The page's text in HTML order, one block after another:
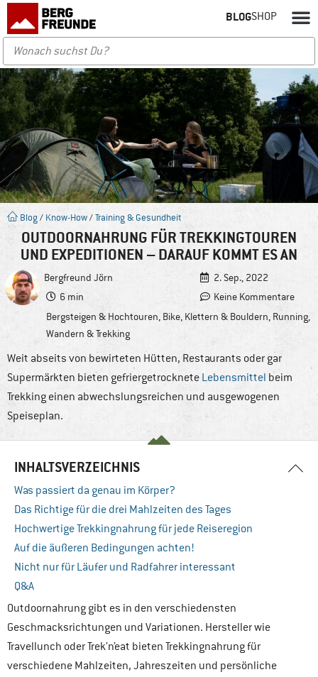
BLOGSHOP
Blog / Know-How/Training & Gesundheit
OUTDOORNAHRUNG FÜR TREKKINGTOUREN
UND EXPEDITIONEN – DARAUF KOMMT ES AN
Bergfreund Jörn
2. Sep., 2022
6 min
Keine Kommentare
Bergsteigen & Hochtouren, Bike, Klettern & Bouldern, Running,
Wandern & Trekking
Weit abseits von bewirteten Hütten, Restaurants oder gar
Supermärkten bieten gefriergetrocknete Lebensmittel beim
Trekking einen abwechslungsreichen und ausgewogenen
Speiseplan.
INHALTSVERZEICHNIS
Was passiert da genau im Körper?
Das Richtige für die drei Mahlzeiten des Tages
Hochwertige Trekkingnahrung für jede Reiseregion
Auf die äußeren Bedingungen achten!
Nicht nur für Läufer und Radfahrer interessant
Q&A
Outdoornahrung gibt es in den verschiedensten
Geschmacksrichtungen und Variationen. Hersteller wie
Travellunch oder Trek’n’eat bieten Trekkingnahrung für
verschiedene Mahlzeiten, Jahreszeiten und persönliche